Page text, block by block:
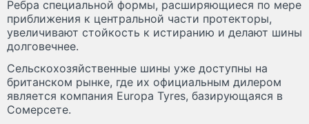
Ребра специальной формы, расширяющиеся по мере
приближения к центральной части протекторы,
увеличивают стойкость к истиранию и делают шины
долговечнее.
Сельскохозяйственные шины уже доступны на
британском рынке, где их официальным дилером
является компания Europa Tyres, базирующаяся в
Сомерсете.